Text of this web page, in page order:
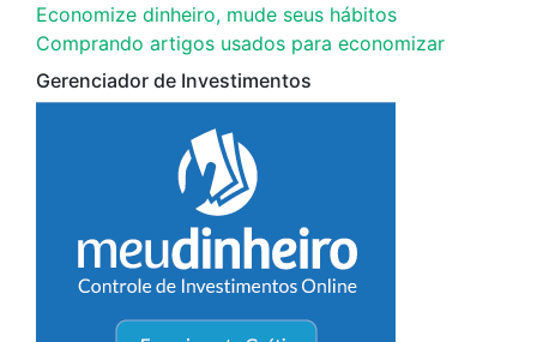
Economize dinheiro, mude seus hábitos
Comprando artigos usados para economizar
Gerenciador de Investimentos